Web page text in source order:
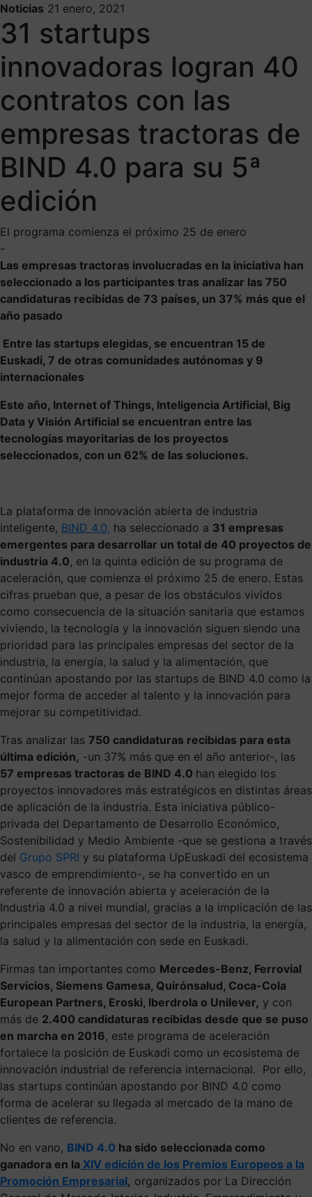
Noticias 21 enero, 2021
31 startups
innovadoras logran 40
contratos con las
empresas tractoras de
BIND 4.0 para su 5ª
edición
El programa comienza el próximo 25 de enero
-
Las empresas tractoras involucradas en la iniciativa han
seleccionado a los participantes tras analizar las 750
candidaturas recibidas de 73 países, un 37% más que el
año pasado
Entre las startups elegidas, se encuentran 15 de
Euskadi, 7 de otras comunidades autónomas y 9
internacionales
Este año, Internet of Things, Inteligencia Artificial, Big
Data y Visión Artificial se encuentran entre las
tecnologías mayoritarias de los proyectos
seleccionados, con un 62% de las soluciones.
La plataforma de innovación abierta de industria
inteligente, BIND 4.0, ha seleccionado a 31 empresas
emergentes para desarrollar un total de 40 proyectos de
industria 4.0, en la quinta edición de su programa de
aceleración, que comienza el próximo 25 de enero. Estas
cifras prueban que, a pesar de los obstáculos vividos
como consecuencia de la situación sanitaria que estamos
viviendo, la tecnología y la innovación siguen siendo una
prioridad para las principales empresas del sector de la
industria, la energía, la salud y la alimentación, que
continúan apostando por las startups de BIND 4.0 como la
mejor forma de acceder al talento y la innovación para
mejorar su competitividad.
Tras analizar las 750 candidaturas recibidas para esta
última edición, -un 37% más que en el año anterior-, las
57 empresas tractoras de BIND 4.0 han elegido los
proyectos innovadores más estratégicos en distintas áreas
de aplicación de la industria. Esta iniciativa público-
privada del Departamento de Desarrollo Económico,
Sostenibilidad y Medio Ambiente -que se gestiona a través
del Grupo SPRI y su plataforma UpEuskadi del ecosistema
vasco de emprendimiento-, se ha convertido en un
referente de innovación abierta y aceleración de la
Industria 4.0 a nivel mundial, gracias a la implicación de las
principales empresas del sector de la industria, la energía,
la salud y la alimentación con sede en Euskadi.
Firmas tan importantes como Mercedes-Benz, Ferrovial
Servicios, Siemens Gamesa, Quirónsalud, Coca-Cola
European Partners, Eroski, Iberdrola o Unilever, y con
más de 2.400 candidaturas recibidas desde que se puso
en marcha en 2016, este programa de aceleración
fortalece la posición de Euskadi como un ecosistema de
innovación industrial de referencia internacional. Por ello,
las startups continúan apostando por BIND 4.0 como
forma de acelerar su llegada al mercado de la mano de
clientes de referencia.
No en vano, BIND 4.0 ha sido seleccionada como
ganadora en la XIV edición de los Premios Europeos a la
Promoción Empresarial, organizados por La Dirección